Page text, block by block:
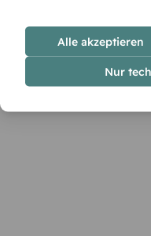
Alle akzeptieren
Nur